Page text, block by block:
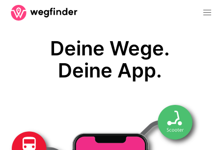
Deine Wege.
Deine App.